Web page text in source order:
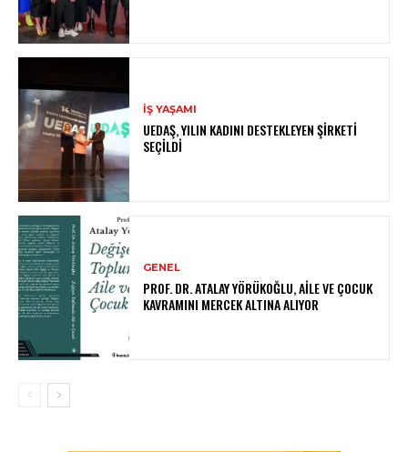
İŞ YAŞAMI
UEDAŞ, YILIN KADINI DESTEKLEYEN ŞIRKETI
SEÇILDI
GENEL
PROF. DR. ATALAY YÖRÜKOĞLU, AILE VE ÇOCUK
KAVRAMINI MERCEK ALTINA ALIYOR